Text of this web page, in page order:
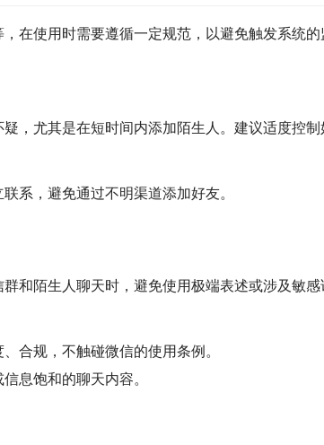
在使用时需要遵循一定规范，以避免触发系统的
，尤其是在短时间内添加陌生人。建议适度控
系，避免通过不明渠道添加好友。
和陌生人聊天时，避免使用极端表述或涉及敏
合规，不触碰微信的使用条例。
息饱和的聊天内容。